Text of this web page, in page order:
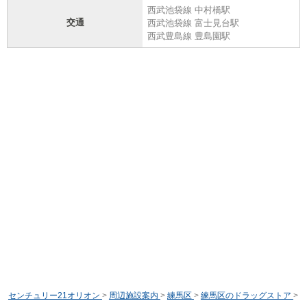
交通
西武池袋線 中村橋駅
西武池袋線 富士見台駅
西武豊島線 豊島園駅
センチュリー21オリオン > 周辺施設案内 > 練馬区 > 練馬区のドラッグストア >